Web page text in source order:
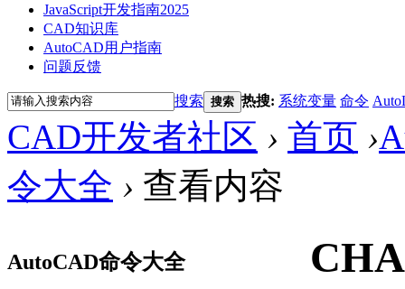
JavaScript开发指南2025
CAD知识库
AutoCAD用户指南
问题反馈
搜索 搜索 热搜: 系统变量 命令
CAD开发者社区 › 首页 ›
令大全 › 查看内容
AutoCAD命令大全